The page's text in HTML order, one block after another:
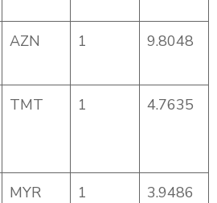
AZN 1 9.8048
TMT 1 4.7635
MYR 1 3.9486